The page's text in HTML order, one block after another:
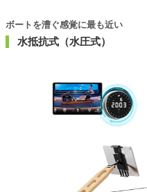
水抵抗式（水圧式）
ボートを漕ぐ感覚に最も近い